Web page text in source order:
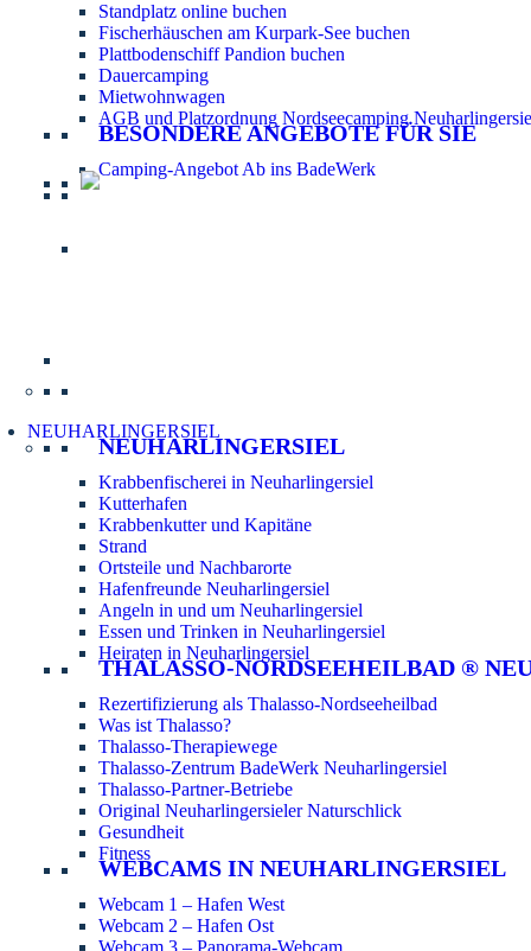
Standplatz online buchen
Fischerhäuschen am Kurpark-See buchen
Plattbodenschiff Pandion buchen
Dauercamping
Mietwohnwagen
AGB und Platzordnung Nordseecamping
BESONDERE ANGEBOTE FÜR SIE
Camping-Angebot Ab ins BadeWerk
NEUHARLINGERSIEL
NEUHARLINGERSIEL
Krabbenfischerei in Neuharlingersiel
Kutterhafen
Krabbenkutter und Kapitäne
Strand
Ortsteile und Nachbarorte
Hafenfreunde Neuharlingersiel
Angeln in und um Neuharlingersiel
Essen und Trinken in Neuharlingersiel
Heiraten in Neuharlingersiel
THALASSO-NORDSEEHEILBAD ®
Rezertifizierung als Thalasso-Nordseeheilbad
Was ist Thalasso?
Thalasso-Therapiewege
Thalasso-Zentrum BadeWerk Neuharlingersiel
Thalasso-Partner-Betriebe
Original Neuharlingersieler Naturschlick
Gesundheit
Fitness
WEBCAMS IN NEUHARLINGERSIEL
Webcam 1 – Hafen West
Webcam 2 – Hafen Ost
Webcam 3 – Panorama-Webcam